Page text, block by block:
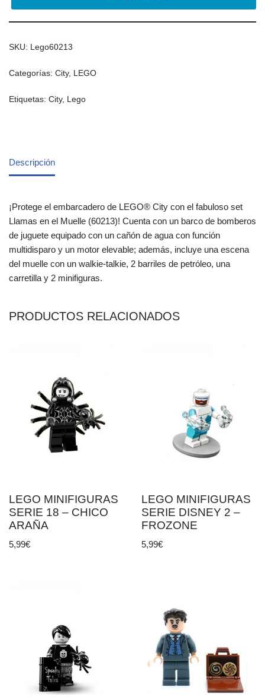
SKU: Lego60213
Categorías: City, LEGO
Etiquetas: City, Lego
Descripción
¡Protege el embarcadero de LEGO® City con el fabuloso set
Llamas en el Muelle (60213)! Cuenta con un barco de bomberos
de juguete equipado con un cañón de agua con función
multidisparo y un motor elevable; además, incluye una escena
del muelle con un walkie-talkie, 2 barriles de petróleo, una
carretilla y 2 minifiguras.
PRODUCTOS RELACIONADOS
LEGO MINIFIGURAS
SERIE 18 – CHICO
ARAÑA
5,99€
LEGO MINIFIGURAS
SERIE DISNEY 2 –
FROZONE
5,99€